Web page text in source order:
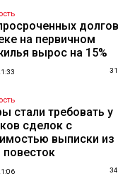
долгов
на первичном
вырос на 15%
стали требовать у
сделок с
выписки из
повесток